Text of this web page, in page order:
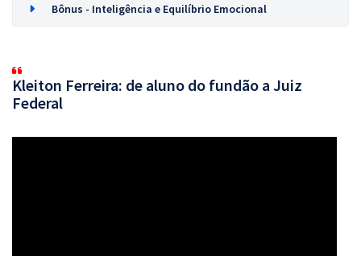
Bônus - Inteligência e Equilíbrio Emocional
Kleiton Ferreira: de aluno do fundão a Juiz
Federal